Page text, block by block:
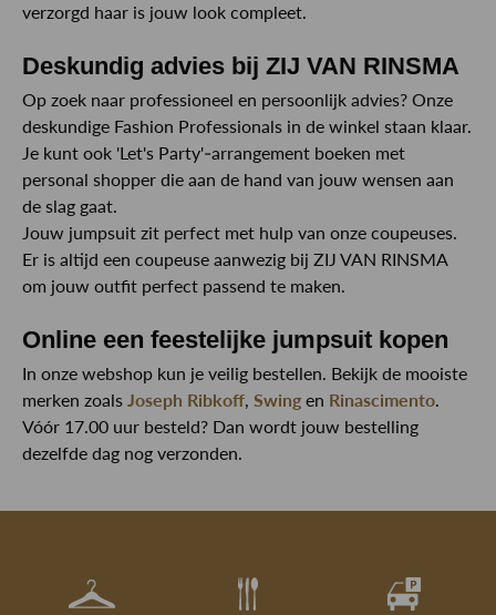
verzorgd haar is jouw look compleet.
Deskundig advies bij ZIJ VAN RINSMA
Op zoek naar professioneel en persoonlijk advies? Onze
deskundige Fashion Professionals in de winkel staan klaar.
Je kunt ook 'Let's Party'-arrangement boeken met
personal shopper die aan de hand van jouw wensen aan
de slag gaat.
Jouw jumpsuit zit perfect met hulp van onze coupeuses.
Er is altijd een coupeuse aanwezig bij ZIJ VAN RINSMA
om jouw outfit perfect passend te maken.
Online een feestelijke jumpsuit kopen
In onze webshop kun je veilig bestellen. Bekijk de mooiste
merken zoals Joseph Ribkoff, Swing en Rinascimento.
Vóór 17.00 uur besteld? Dan wordt jouw bestelling
dezelfde dag nog verzonden.